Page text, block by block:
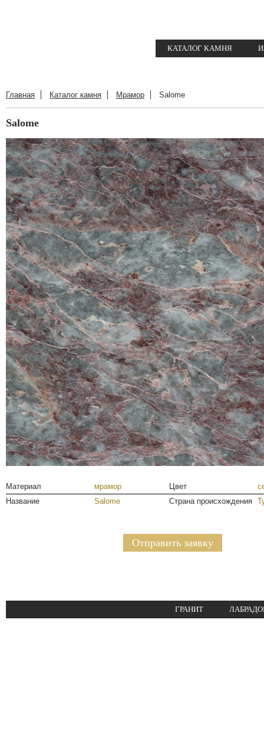
КАТАЛОГ КАМНЯ
Главная Каталог камня Мрамор Salome
Salome
Материал мрамор Цвет
Название
Salome Страна происхождения
Отправить заявку
ГРАНИТ